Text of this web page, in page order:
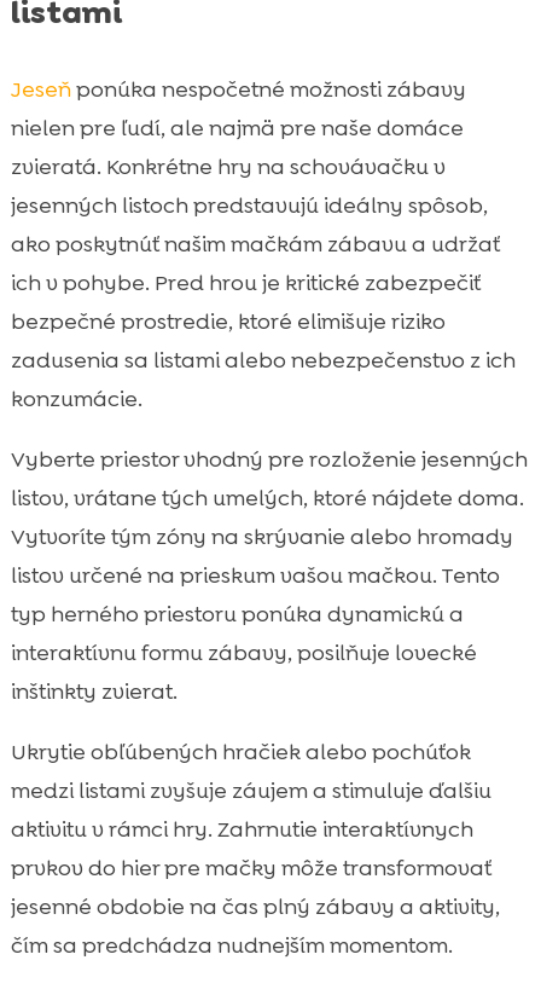
listami
Jeseňponúka nespočetné možnosti zábavy
nielen pre ľudí, ale najmä pre naše domáce
zvieratá. Konkrétne hry na schovávačku v
jesenných listoch predstavujú ideálny spôsob,
ako poskytnúť našim mačkám zábavu a udržať
ich v pohybe. Pred hrou je kritické zabezpečiť
bezpečné prostredie, ktoré elimišuje riziko
zadusenia sa listami alebo nebezpečenstvo z ich
konzumácie.
Vyberte priestor vhodný pre rozloženie jesenných
listov, vrátane tých umelých, ktoré nájdete doma.
Vytvoríte tým zóny na skrývanie alebo hromady
listov určené na prieskum vašou mačkou. Tento
typ herného priestoru ponúka dynamickú a
interaktívnu formu zábavy, posilňuje lovecké
inštinkty zvierat.
Ukrytie obľúbených hračiek alebo pochúťok
medzi listami zvyšuje záujem a stimuluje ďalšiu
aktivitu v rámci hry. Zahrnutie interaktívnych
prvkov do hier pre mačky môže transformovať
jesenné obdobie na čas plný zábavy a aktivity,
čím sa predchádza nudnejším momentom.